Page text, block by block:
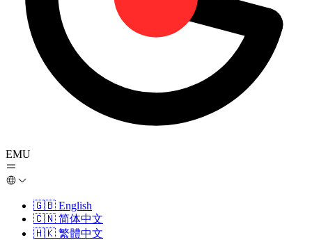
EMU
🇬🇧 English
🇨🇳 简体中文
🇭🇰 繁體中文